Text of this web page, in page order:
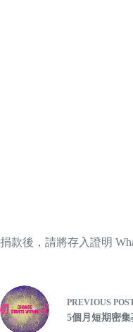
捐款後，請將存入證明
PREVIOUS
5個月短期密